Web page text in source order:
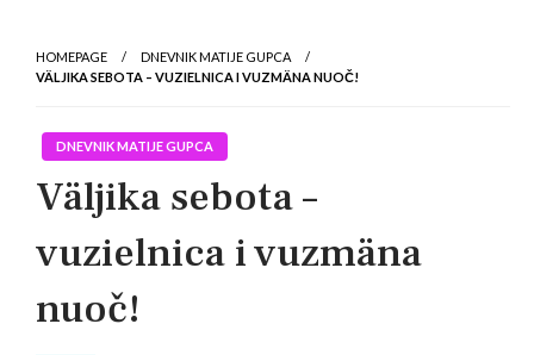
HOMEPAGE
DNEVNIK MATIJE GUPCA
VÄLJIKA SEBOTA – VUZIELNICA I VUZMÄNA NUOČ!
DNEVNIK MATIJE GUPCA
Väljika sebota –
vuzielnica i vuzmäna
nuoč!